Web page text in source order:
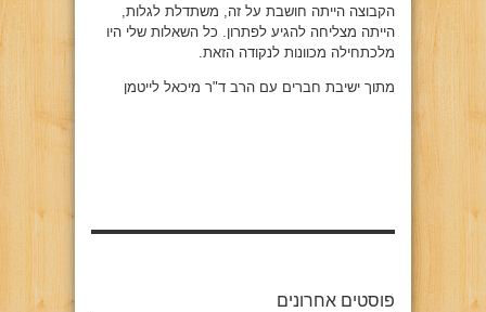
הקבוצה הייתה חושבת על זה, משתדלת לגלות,
הייתה מצליחה להגיע לפתרון. כל השאלות שלי היו
מלכתחילה מכוונות לנקודה הזאת.
מתוך ישיבת חברים עם הרב ד"ר מיכאל לייטמן
פוסטים אחרונים